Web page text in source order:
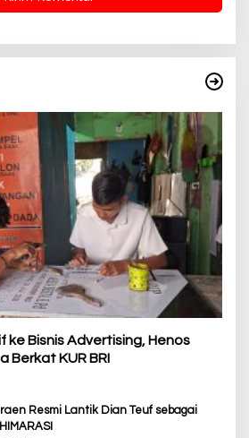
ke Bisnis Advertising, Henos
Berkat KUR BRI
Resmi Lantik Dian Teuf sebagai